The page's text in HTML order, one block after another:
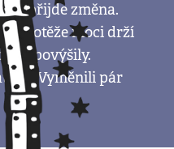
že přijde změna.
že otěže moci drží
povýšily.
Vyměnili pár